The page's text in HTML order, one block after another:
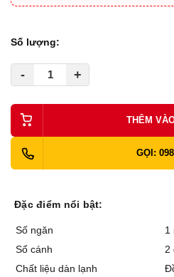
Số lượng:
- +
THÊM
GỌI:
Đặc điểm nổi bật:
Số ngăn
1
Số cánh
2
Chất liệu dàn lạnh